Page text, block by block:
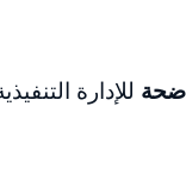
للإدارة